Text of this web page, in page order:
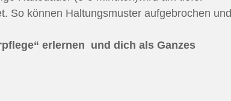
So können Haltungsmuster aufgebrochen und
erlernen und dich als Ganzes